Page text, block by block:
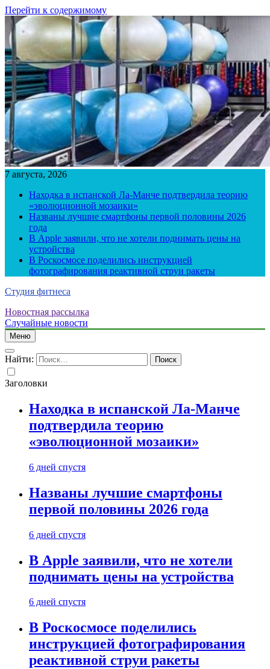
Перейти к содержимому
7 августа, 2026
Находка в испанской Ла-Манче подтвердила теорию
«эволюционной мозаики»
Названы лучшие смартфоны первой половины 2026
года
В Apple заявили, что не хотели поднимать цены на
устройства
В Роскосмосе поделились инструкцией
фотографирования реактивной струи ракеты
Студия фитнеса
Новостная рассылка
Случайные новости
Меню
Найти:
Заголовки
Находка в испанской Ла-Манче
подтвердила теорию
«эволюционной мозаики»
6 дней спустя
Названы лучшие смартфоны
первой половины 2026 года
6 дней спустя
В Apple заявили, что не хотели
поднимать цены на устройства
6 дней спустя
В Роскосмосе поделились
инструкцией фотографирования
реактивной струи ракеты